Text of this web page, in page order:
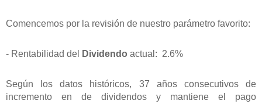
Comencemos por la revisión de nuestro parámetro favorito:
- Rentabilidad del Dividendo actual: 2.6%
Según los datos históricos, 37 años consecutivos de
incremento en de dividendos y mantiene el pago